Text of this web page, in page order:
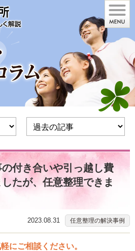
の付き合いや引っ越し費
たが、任意整理できま
2023.08.31 任意整理の解決事例
にご相談ください。